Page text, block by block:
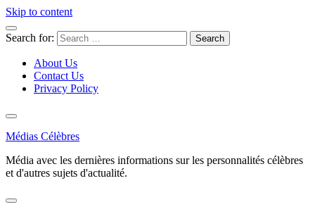
Skip to content
Search for:
About Us
Contact Us
Privacy Policy
Médias Célèbres
Média avec les dernières informations sur les personnalités célèbres
et d'autres sujets d'actualité.